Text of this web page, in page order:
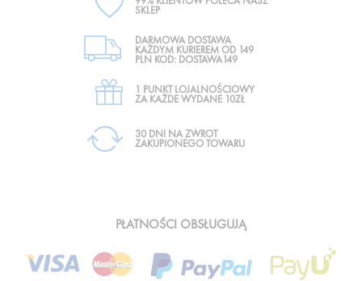
SKLEP
DARMOWA DOSTAWA
KAŻDYM KURIEREM OD 149
PLN KOD: DOSTAWA149
1 PUNKT LOJALNOŚCIOWY
ZA KAŻDE WYDANE 10ZŁ
30 DNI NA ZWROT
ZAKUPIONEGO TOWARU
PŁATNOŚCI OBSŁUGUJĄ